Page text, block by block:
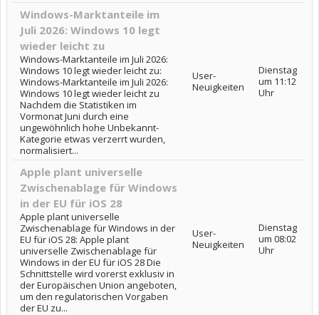
Windows-Marktanteile im
Juli 2026: Windows 10 legt
wieder leicht zu
Windows-Marktanteile im Juli 2026:
Windows 10 legt wieder leicht zu:
Windows-Marktanteile im Juli 2026:
Windows 10 legt wieder leicht zu
Nachdem die Statistiken im
Vormonat Juni durch eine
ungewöhnlich hohe Unbekannt-
Kategorie etwas verzerrt wurden,
normalisiert...
User-
Neuigkeiten
Dienstag
um 11:12
Uhr
Apple plant universelle
Zwischenablage für Windows
in der EU für iOS 28
Apple plant universelle
Zwischenablage für Windows in der
EU für iOS 28: Apple plant
universelle Zwischenablage für
Windows in der EU für iOS 28 Die
Schnittstelle wird vorerst exklusiv in
der Europäischen Union angeboten,
um den regulatorischen Vorgaben
der EU zu...
User-
Neuigkeiten
Dienstag
um 08:02
Uhr